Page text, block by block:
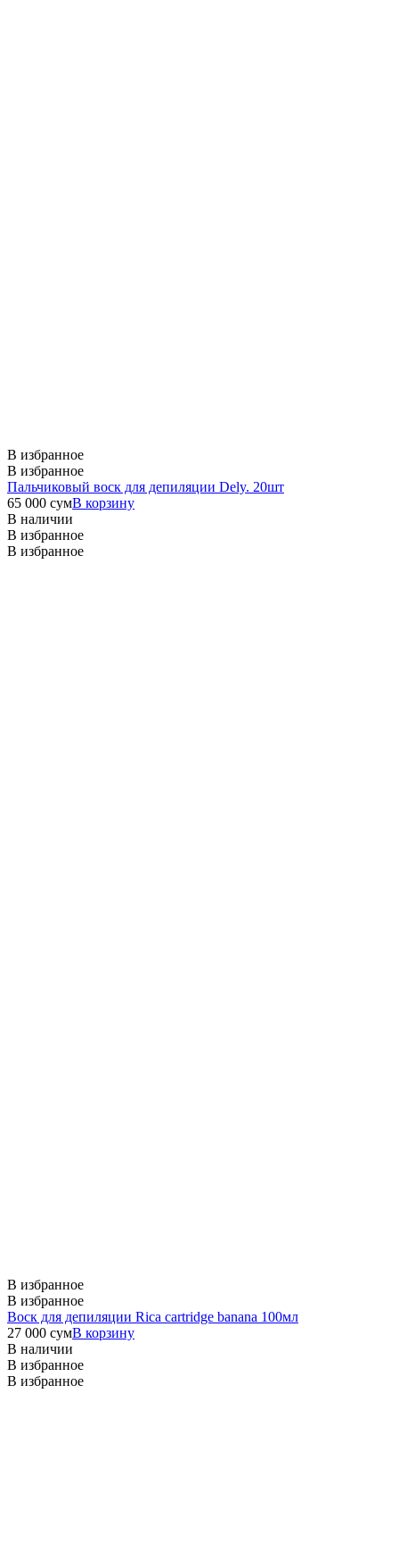
В избранное
В избранное
Пальчиковый воск для депиляции Dely. 20шт
65 000 сумВ корзину
В наличии
В избранное
В избранное
В избранное
В избранное
Воск для депиляции Rica cartridge banana 100мл
27 000 сумВ корзину
В наличии
В избранное
В избранное